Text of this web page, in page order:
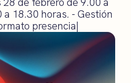
Modo On
Contacto
a 18.30 horas. - Gestión
presencia|